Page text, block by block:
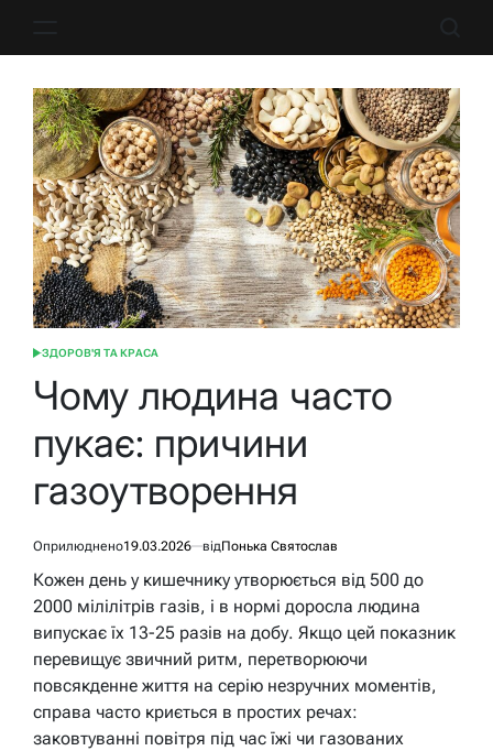
ОПУБЛІКУВАТИ
ЗДОРОВ'Я ТА КРАСА
Чому людина часто
пукає: причини
газоутворення
Оприлюднено19.03.2026 відПонька Святослав
Кожен день у кишечнику утворюється від 500 до
2000 мілілітрів газів, і в нормі доросла людина
випускає їх 13-25 разів на добу. Якщо цей показник
перевищує звичний ритм, перетворюючи
повсякденне життя на серію незручних моментів,
справа часто криється в простих речах:
заковтуванні повітря під час їжі чи газованих